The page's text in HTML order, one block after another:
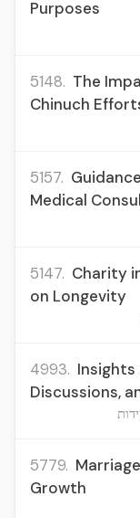
Purposes
5148. The
Chinuch
5157.
Medical
5147. Charity
on Longevity
4993. Insights
Discussions,
5779.
Growth